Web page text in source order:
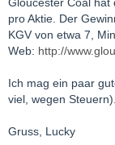
pro Aktie. Der
KGV von etwa 7,
Web: http://
Ich mag ein paar
viel, wegen Steuern).
Gruss, Lucky